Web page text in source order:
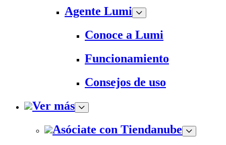
Agente Lumi
Conoce a Lumi
Funcionamiento
Consejos de uso
Ver más
Asóciate con Tiendanube